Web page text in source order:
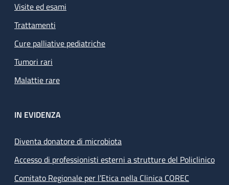
Visite ed esami
Trattamenti
Cure palliative pediatriche
Tumori rari
Malattie rare
IN EVIDENZA
Diventa donatore di microbiota
Accesso di professionisti esterni a strutture del Policlinico
Comitato Regionale per l’Etica nella Clinica COREC